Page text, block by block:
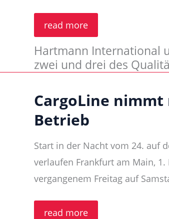
High
Gevelsberg
zum
fünften
Folge
„CargoLine-
Partner
des
read more
Hartmann International
zwei und drei des
CargoLine nimmt
Betrieb
Start in der Nacht vom 24. auf
verlaufen Frankfurt am Main,
vergangenem Freitag auf
CargoLine
read more